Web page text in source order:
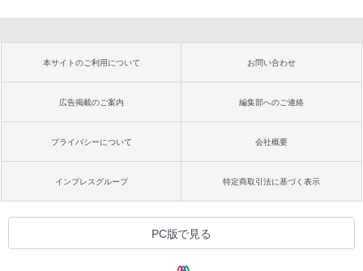
本サイトのご利用について お問い合わせ
広告掲載のご案内 編集部へのご連絡
プライバシーについて 会社概要
インプレスグループ 特定商取引法に基づく表示
PC版で見る